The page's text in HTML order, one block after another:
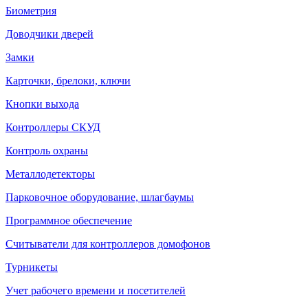
Биометрия
Доводчики дверей
Замки
Карточки, брелоки, ключи
Кнопки выхода
Контроллеры СКУД
Контроль охраны
Металлодетекторы
Парковочное оборудование, шлагбаумы
Программное обеспечение
Считыватели для контроллеров домофонов
Турникеты
Учет рабочего времени и посетителей